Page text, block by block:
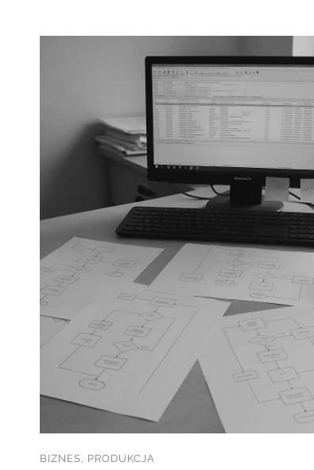
BIZNES, PRODUKCJA